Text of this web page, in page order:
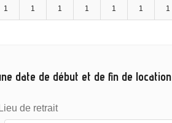
1 1 1 1 1 1 1
date de début et de fin de location
Lieu de retrait